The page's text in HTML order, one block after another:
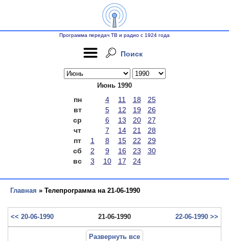
Программа передач ТВ и радио с 1924 года
Поиск
Июнь 1990
пн 4 11 18
25
вт
5 12 19
26
ср
6 13 20
27
чт
7 14 21
28
пт
1 8 15 22
29
сб
2 9 16 23
30
вс
3 10 17 24
Главная » Телепрограмма на 21-06-1990
<< 20-06-1990 21-06-1990 22-06-1990 >>
Развернуть все